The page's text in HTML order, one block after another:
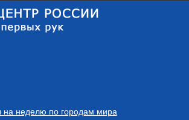
на неделю по городам мира